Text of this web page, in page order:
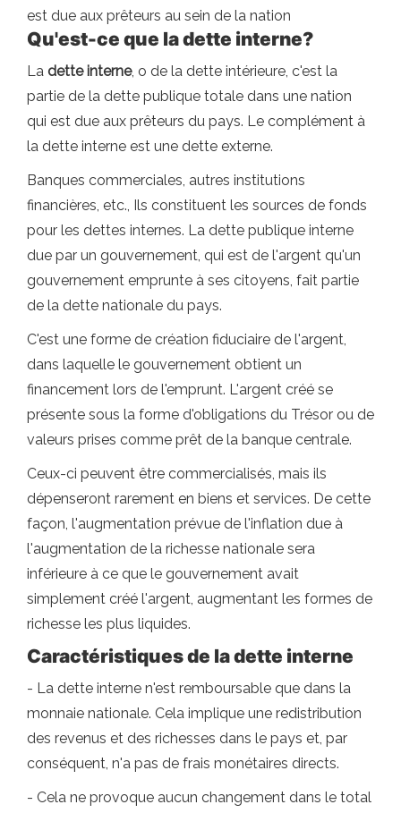
est due aux prêteurs au sein de la nation
Qu'est-ce que la dette interne?
La dette interne, o de la dette intérieure, c'est la
partie de la dette publique totale dans une nation
qui est due aux prêteurs du pays. Le complément à
la dette interne est une dette externe.
Banques commerciales, autres institutions
financières, etc., Ils constituent les sources de fonds
pour les dettes internes. La dette publique interne
due par un gouvernement, qui est de l'argent qu'un
gouvernement emprunte à ses citoyens, fait partie
de la dette nationale du pays.
C'est une forme de création fiduciaire de l'argent,
dans laquelle le gouvernement obtient un
financement lors de l'emprunt. L'argent créé se
présente sous la forme d'obligations du Trésor ou de
valeurs prises comme prêt de la banque centrale.
Ceux-ci peuvent être commercialisés, mais ils
dépenseront rarement en biens et services. De cette
façon, l'augmentation prévue de l'inflation due à
l'augmentation de la richesse nationale sera
inférieure à ce que le gouvernement avait
simplement créé l'argent, augmentant les formes de
richesse les plus liquides.
Caractéristiques de la dette interne
- La dette interne n'est remboursable que dans la
monnaie nationale. Cela implique une redistribution
des revenus et des richesses dans le pays et, par
conséquent, n'a pas de frais monétaires directs.
- Cela ne provoque aucun changement dans le total